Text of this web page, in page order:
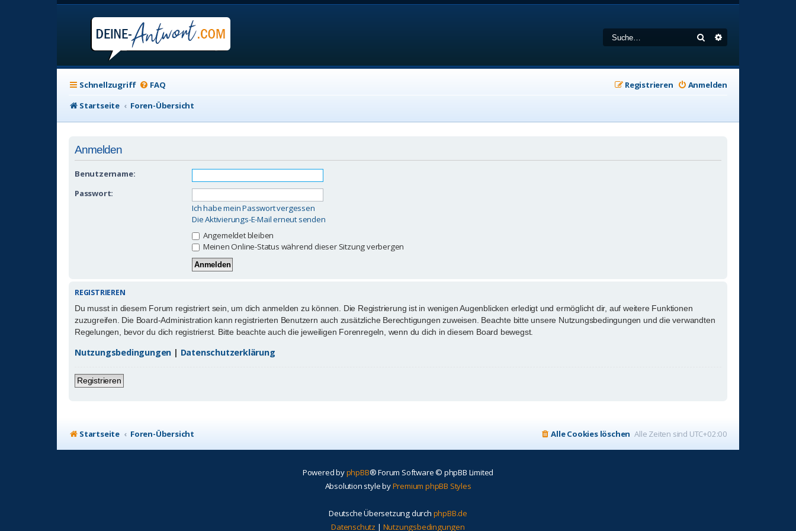
Suche
Schnellzugriff FAQ Anmelden
Registrieren
Startseite
Foren-Übersicht
Anmelden
Benutzername:
Passwort:
Ich habe mein Passwort vergessen
Die Aktivierungs-E-Mail erneut senden
Angemeldet bleiben
Meinen Online-Status während dieser Sitzung verbergen
REGISTRIEREN
Du musst in diesem Forum registriert sein, um dich anmelden zu können. Die Registrierung ist in wenigen Augenblicken erledigt und ermöglicht dir, auf weitere Funktionen
zuzugreifen. Die Board-Administration kann registrierten Benutzern auch zusätzliche Berechtigungen zuweisen. Beachte bitte unsere Nutzungsbedingungen und die verwandten
Regelungen, bevor du dich registrierst. Bitte beachte auch die jeweiligen Forenregeln, wenn du dich in diesem Board bewegst.
Nutzungsbedingungen | Datenschutzerklärung
Registrieren
Startseite Foren-Übersicht Alle Zeiten sind UTC+02:00
Alle Cookies löschen
Powered byphpBB® Forum Software © phpBB Limited
Absolution style byPremium phpBB Styles
Deutsche Übersetzung durch phpBB.de
Datenschutz | Nutzungsbedingungen